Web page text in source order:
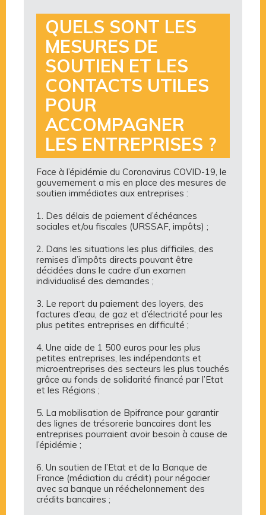
QUELS SONT LES
MESURES DE
SOUTIEN ET LES
CONTACTS UTILES
POUR
ACCOMPAGNER
LES ENTREPRISES ?
Face à l’épidémie du Coronavirus COVID-19, le
gouvernement a mis en place des mesures de
soutien immédiates aux entreprises :
1. Des délais de paiement d’échéances
sociales et/ou fiscales (URSSAF, impôts) ;
2. Dans les situations les plus difficiles, des
remises d’impôts directs pouvant être
décidées dans le cadre d’un examen
individualisé des demandes ;
3. Le report du paiement des loyers, des
factures d’eau, de gaz et d’électricité pour les
plus petites entreprises en difficulté ;
4. Une aide de 1 500 euros pour les plus
petites entreprises, les indépendants et
microentreprises des secteurs les plus touchés
grâce au fonds de solidarité financé par l’Etat
et les Régions ;
5. La mobilisation de Bpifrance pour garantir
des lignes de trésorerie bancaires dont les
entreprises pourraient avoir besoin à cause de
l’épidémie ;
6. Un soutien de l’Etat et de la Banque de
France (médiation du crédit) pour négocier
avec sa banque un rééchelonnement des
crédits bancaires ;